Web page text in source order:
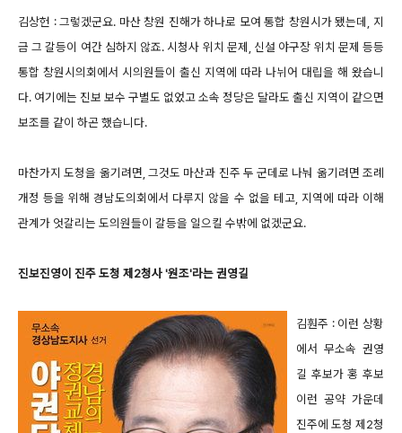
김상헌 : 그렇겠군요. 마산 창원 진해가 하나로 모여 통합 창원시가 됐는데, 지
금 그 갈등이 여간 심하지 않죠. 시청사 위치 문제, 신설 야구장 위치 문제 등등
통합 창원시의회에서 시의원들이 출신 지역에 따라 나뉘어 대립을 해 왔습니
다. 여기에는 진보 보수 구별도 없었고 소속 정당은 달라도 출신 지역이 같으면
보조를 같이 하곤 했습니다.
마찬가지 도청을 옮기려면, 그것도 마산과 진주 두 군데로 나눠 옮기려면 조례
개정 등을 위해 경남도의회에서 다루지 않을 수 없을 테고, 지역에 따라 이해
관계가 엇갈리는 도의원들이 갈등을 일으킬 수밖에 없겠군요.
진보진영이 진주 도청 제2청사 '원조'라는 권영길
김훤주 : 이런 상황
에서 무소속 권영
길 후보가 홍 후보
이런 공약 가운데
진주에 도청 제2청